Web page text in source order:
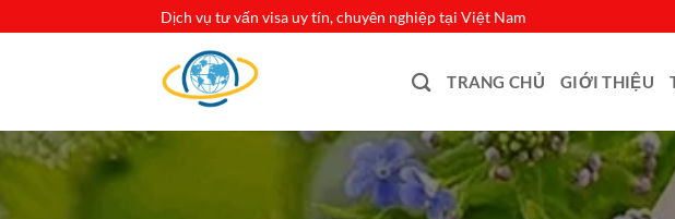
Dịch vụ tư vấn visa uy tín, chuyên nghiệp tại Việt Nam
TRANG CHỦ GIỚI THIỆU